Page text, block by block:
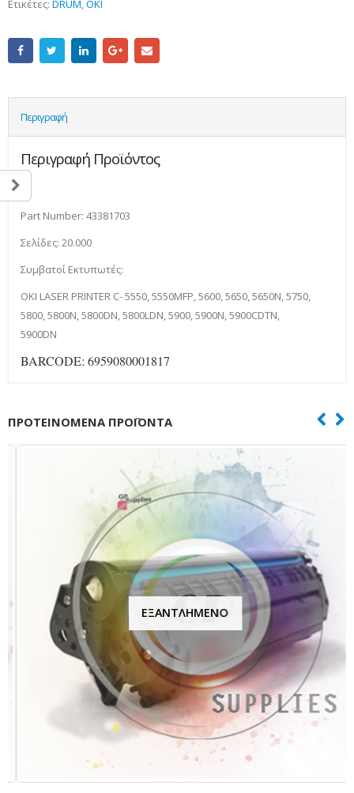
Ετικέτες: DRUM,OKI
Περιγραφή
Περιγραφή Προϊόντος
Part Number: 43381703
Σελίδες: 20.000
Συμβατοί Εκτυπωτές:
OKI LASER PRINTER C- 5550, 5550MFP, 5600, 5650, 5650N, 5750,
5800, 5800N, 5800DN, 5800LDN, 5900, 5900N, 5900CDTN,
5900DN
BARCODE: 6959080001817
ΠΡΟΤΕΙΝΌΜΕΝΑ ΠΡΟΪΌΝΤΑ
ΕΞΑΝΤΛΗΜΈΝΟ